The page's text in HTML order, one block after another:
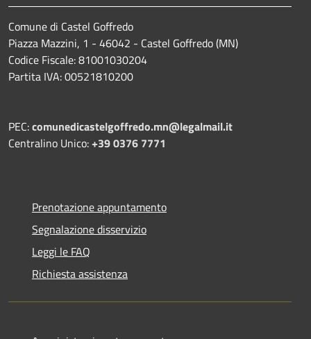
Comune di Castel Goffredo
Piazza Mazzini, 1 - 46042 - Castel Goffredo (MN)
Codice Fiscale: 81001030204
Partita IVA: 00521810200
PEC:comunedicastelgoffredo.mn@legalmail.it
Centralino Unico:+39 0376 7771
Prenotazione appuntamento
Segnalazione disservizio
Leggi le FAQ
Richiesta assistenza